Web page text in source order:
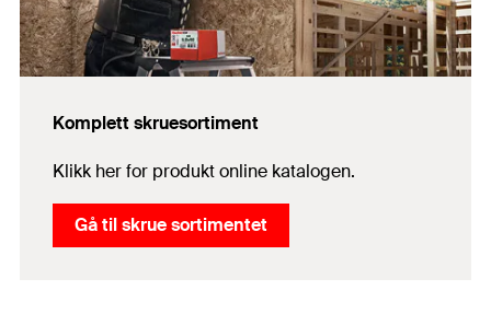
Komplett skruesortiment
Klikk her for produkt online katalogen.
Gå til skrue sortimentet